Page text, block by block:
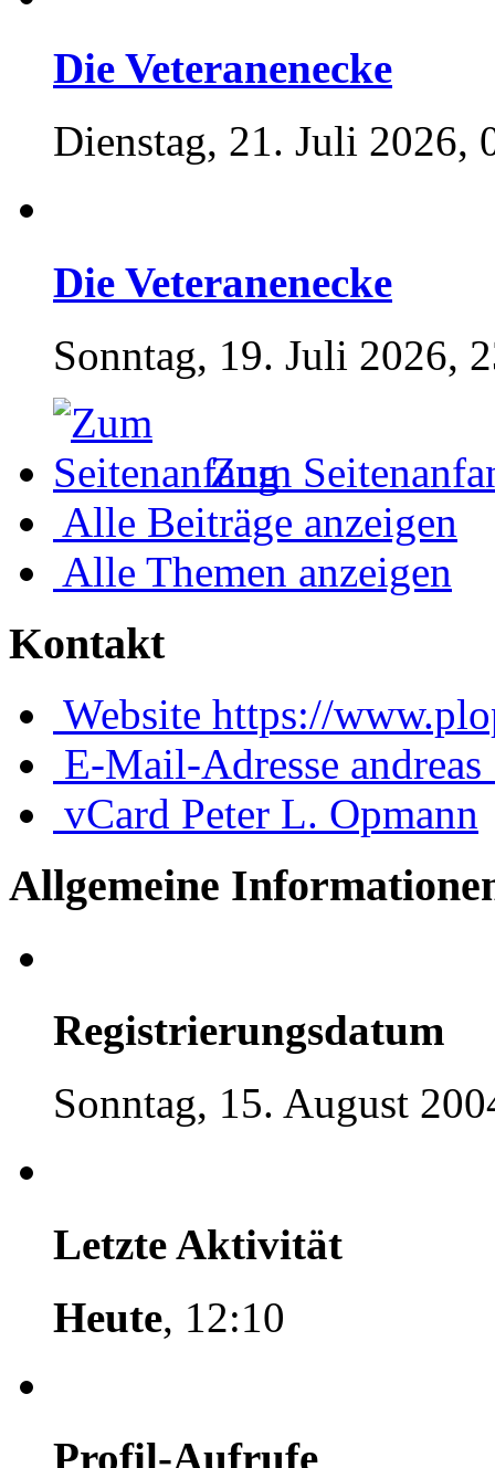
Die Veteranenecke
Dienstag, 21. Juli 2026,
Die Veteranenecke
Sonntag, 19. Juli 2026,
Zum
Alle Beiträge anzeigen
Alle Themen anzeigen
Kontakt
Website https://
E-Mail-Adresse
vCard Peter L. Opmann
Allgemeine
Registrierungsdatum
Sonntag, 15. August
Letzte Aktivität
Heute, 12:10
Profil-Aufrufe